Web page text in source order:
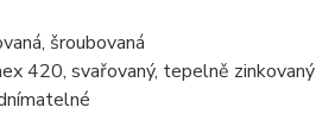
šroubovaná
420, svařovaný, tepelně zinkovaný